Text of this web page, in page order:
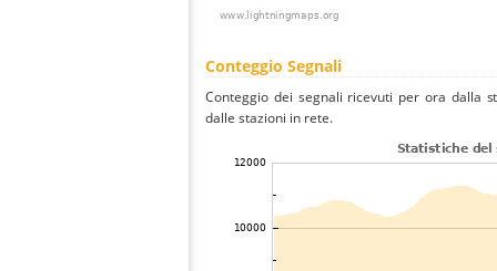
Conteggio Segnali
Conteggio dei segnali ricevuti per ora dalla
dalle stazioni in rete.